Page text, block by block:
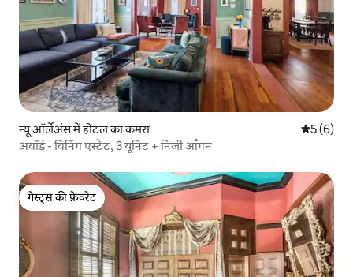
न्यू ऑर्लेअंस में होटल का कमरा औसत रेटिंग
5 (6)
अवॉर्ड - विनिंग एस्टेट, 3 यूनिट + निजी आँगन
गेस्ट्स की फ़ेवरेट
गेस्ट्स की फ़ेवरेट